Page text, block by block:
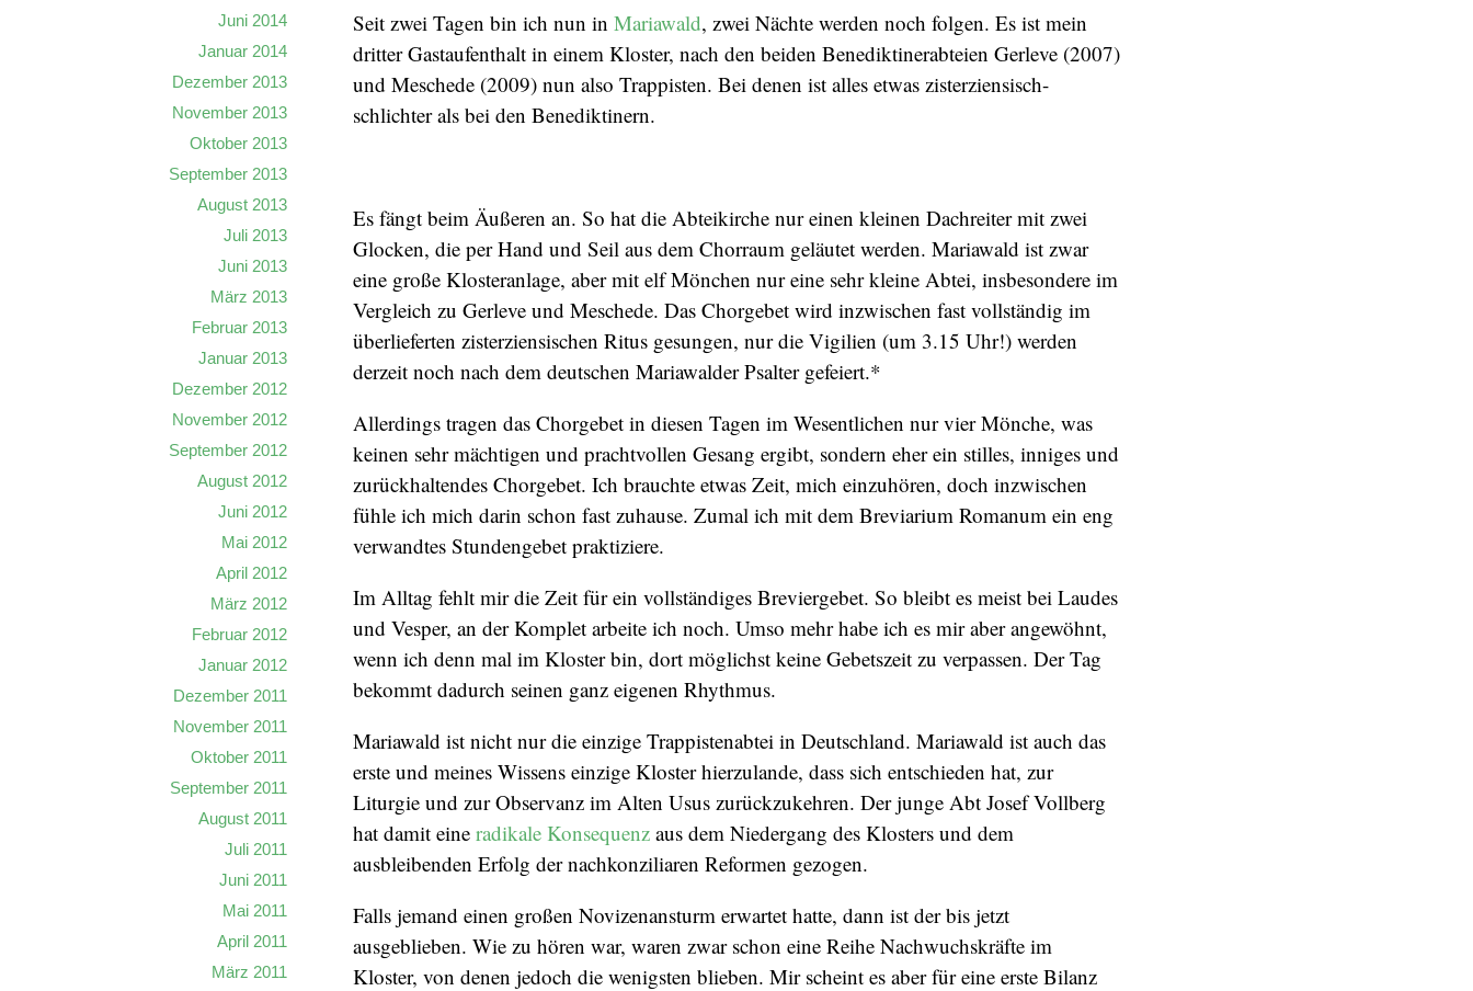
Seit zwei Tagen bin ich nun in Mariawald, zwei Nächte werden noch folgen. Es ist mein
dritter Gastaufenthalt in einem Kloster, nach den beiden Benediktinerabteien Gerleve (2007)
und Meschede (2009) nun also Trappisten. Bei denen ist alles etwas zisterziensisch-
schlichter als bei den Benediktinern.
Es fängt beim Äußeren an. So hat die Abteikirche nur einen kleinen Dachreiter mit zwei
Glocken, die per Hand und Seil aus dem Chorraum geläutet werden. Mariawald ist zwar
eine große Klosteranlage, aber mit elf Mönchen nur eine sehr kleine Abtei, insbesondere im
Vergleich zu Gerleve und Meschede. Das Chorgebet wird inzwischen fast vollständig im
überlieferten zisterziensischen Ritus gesungen, nur die Vigilien (um 3.15 Uhr!) werden
derzeit noch nach dem deutschen Mariawalder Psalter gefeiert.*
Allerdings tragen das Chorgebet in diesen Tagen im Wesentlichen nur vier Mönche, was
keinen sehr mächtigen und prachtvollen Gesang ergibt, sondern eher ein stilles, inniges und
zurückhaltendes Chorgebet. Ich brauchte etwas Zeit, mich einzuhören, doch inzwischen
fühle ich mich darin schon fast zuhause. Zumal ich mit dem Breviarium Romanum ein eng
verwandtes Stundengebet praktiziere.
Im Alltag fehlt mir die Zeit für ein vollständiges Breviergebet. So bleibt es meist bei Laudes
und Vesper, an der Komplet arbeite ich noch. Umso mehr habe ich es mir aber angewöhnt,
wenn ich denn mal im Kloster bin, dort möglichst keine Gebetszeit zu verpassen. Der Tag
bekommt dadurch seinen ganz eigenen Rhythmus.
Mariawald ist nicht nur die einzige Trappistenabtei in Deutschland. Mariawald ist auch das
erste und meines Wissens einzige Kloster hierzulande, dass sich entschieden hat, zur
Liturgie und zur Observanz im Alten Usus zurückzukehren. Der junge Abt Josef Vollberg
hat damit eine radikale Konsequenz aus dem Niedergang des Klosters und dem
ausbleibenden Erfolg der nachkonziliaren Reformen gezogen.
Falls jemand einen großen Novizenansturm erwartet hatte, dann ist der bis jetzt
ausgeblieben. Wie zu hören war, waren zwar schon eine Reihe Nachwuchskräfte im
Kloster, von denen jedoch die wenigsten blieben. Mir scheint es aber für eine erste Bilanz
Juni 2014
Januar 2014
Dezember 2013
November 2013
Oktober 2013
September 2013
August 2013
Juli 2013
Juni 2013
März 2013
Februar 2013
Januar 2013
Dezember 2012
November 2012
September 2012
August 2012
Juni 2012
Mai 2012
April 2012
März 2012
Februar 2012
Januar 2012
Dezember 2011
November 2011
Oktober 2011
September 2011
August 2011
Juli 2011
Juni 2011
Mai 2011
April 2011
März 2011